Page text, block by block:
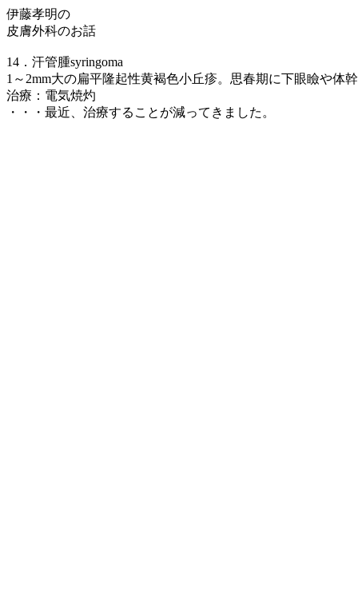
伊藤孝明の
皮膚外科のお話
14．汗管腫syringoma
1～2mm大の扁平隆起性黄褐色小丘疹。思春期に下眼瞼や体
治療：電気焼灼
・・・最近、治療することが減ってきました。